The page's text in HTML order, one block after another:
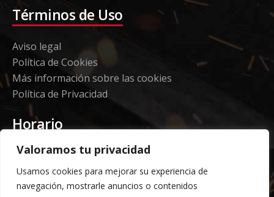
Valoramos tu privacidad
Usamos cookies para mejorar su experiencia de
navegación, mostrarle anuncios o contenidos
Términos de Uso
Aviso legal
Política de Cookies
Más información sobre las cookies
Política de Privacidad
Horario
Etorki - Sede
Lunes a jueves 08:00 a 16:00